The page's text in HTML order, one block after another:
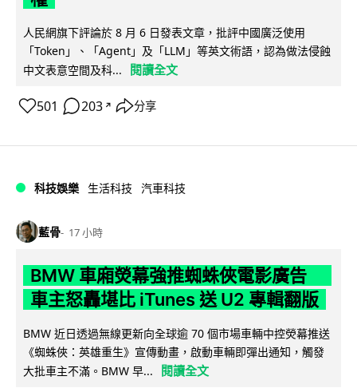
人民網旗下評論於 8 月 6 日發表文章，批評中國廣泛使用
「Token」、「Agent」及「LLM」等英文術語，認為做法侵蝕
中文表意空間及科...
閱讀全文
501 203 ↗ 分享
科技娛樂 生活科技 汽車科技
藍骨 17 小時
BMW 車廂熒幕強推蜘蛛俠電影廣告
車主怒轟堪比 iTunes 送 U2 專輯翻版
BMW 近日透過無線更新向全球逾 70 個市場車輛中控熒幕推送
《蜘蛛俠：英雄重生》宣傳動畫，啟動車輛即彈出通知，觸發
大批車主不滿。BMW 早...
閱讀全文